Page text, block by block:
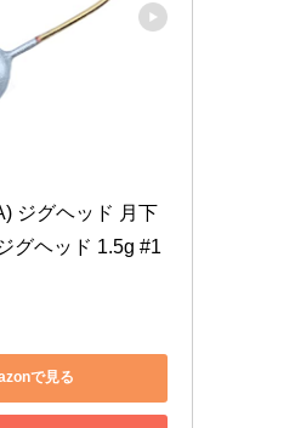
ジグヘッド 月下
グヘッド 1.5g #1
で見る